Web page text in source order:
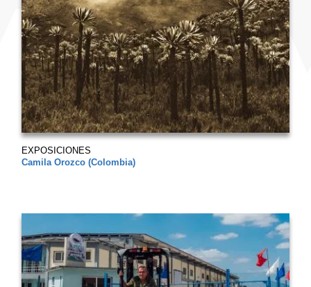
EXPOSICIONES
Camila Orozco (Colombia)